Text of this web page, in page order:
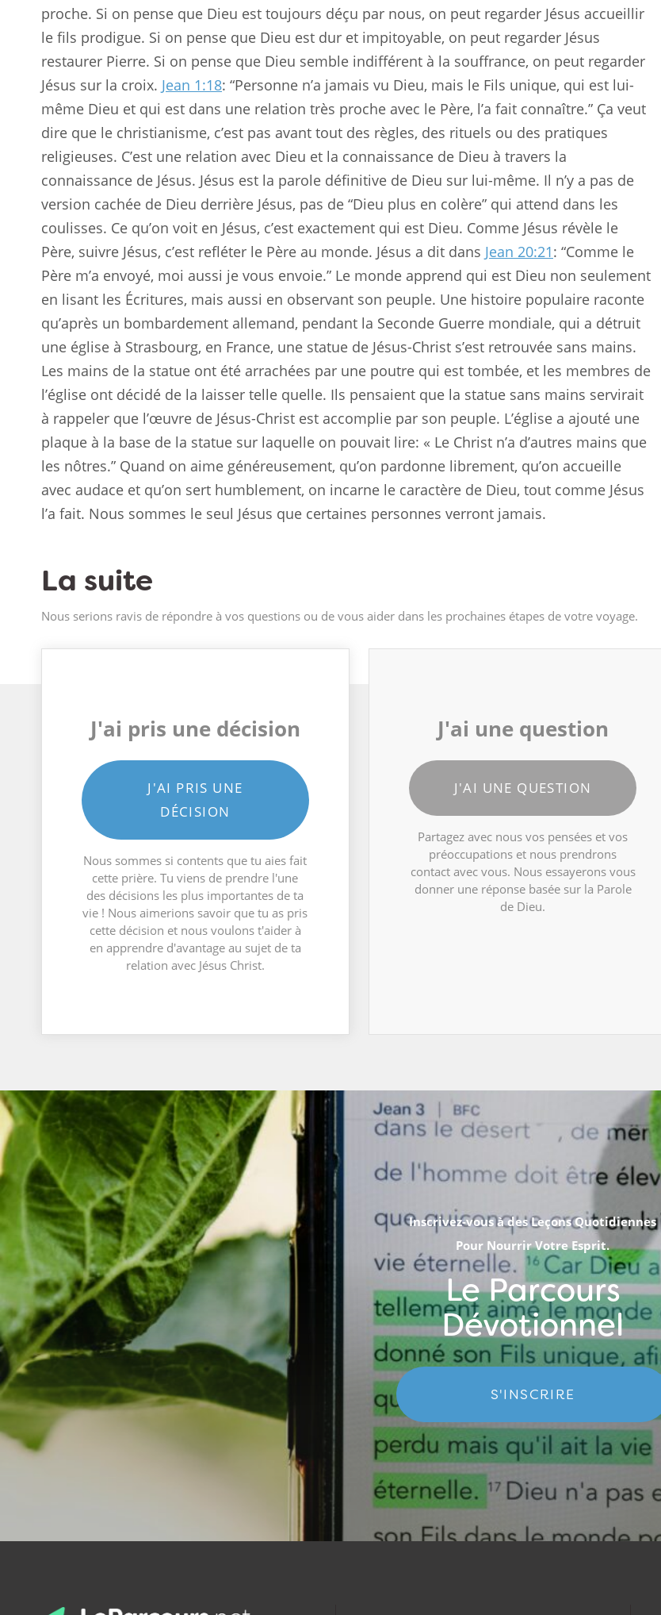
proche. Si on pense que Dieu est toujours déçu par nous, on peut regarder Jésus accueillir
le fils prodigue. Si on pense que Dieu est dur et impitoyable, on peut regarder Jésus
restaurer Pierre. Si on pense que Dieu semble indifférent à la souffrance, on peut regarder
Jésus sur la croix. Jean 1:18: “Personne n’a jamais vu Dieu, mais le Fils unique, qui est lui-
même Dieu et qui est dans une relation très proche avec le Père, l’a fait connaître.” Ça veut
dire que le christianisme, c’est pas avant tout des règles, des rituels ou des pratiques
religieuses. C’est une relation avec Dieu et la connaissance de Dieu à travers la
connaissance de Jésus. Jésus est la parole définitive de Dieu sur lui-même. Il n’y a pas de
version cachée de Dieu derrière Jésus, pas de “Dieu plus en colère” qui attend dans les
coulisses. Ce qu’on voit en Jésus, c’est exactement qui est Dieu. Comme Jésus révèle le
Père, suivre Jésus, c’est refléter le Père au monde. Jésus a dit dans Jean 20:21: “Comme le
Père m’a envoyé, moi aussi je vous envoie.” Le monde apprend qui est Dieu non seulement
en lisant les Écritures, mais aussi en observant son peuple. Une histoire populaire raconte
qu’après un bombardement allemand, pendant la Seconde Guerre mondiale, qui a détruit
une église à Strasbourg, en France, une statue de Jésus-Christ s’est retrouvée sans mains.
Les mains de la statue ont été arrachées par une poutre qui est tombée, et les membres de
l’église ont décidé de la laisser telle quelle. Ils pensaient que la statue sans mains servirait
à rappeler que l’œuvre de Jésus-Christ est accomplie par son peuple. L’église a ajouté une
plaque à la base de la statue sur laquelle on pouvait lire: « Le Christ n’a d’autres mains que
les nôtres.” Quand on aime généreusement, qu’on pardonne librement, qu’on accueille
avec audace et qu’on sert humblement, on incarne le caractère de Dieu, tout comme Jésus
l’a fait. Nous sommes le seul Jésus que certaines personnes verront jamais.
La suite
Nous serions ravis de répondre à vos questions ou de vous aider dans les prochaines étapes de votre voyage.
J'ai pris une décision
J'AI PRIS UNE
DÉCISION
Nous sommes si contents que tu aies fait
cette prière. Tu viens de prendre l'une
des décisions les plus importantes de ta
vie ! Nous aimerions savoir que tu as pris
cette décision et nous voulons t'aider à
en apprendre d'avantage au sujet de ta
relation avec Jésus Christ.
J'ai une question
J'AI UNE QUESTION
Partagez avec nous vos pensées et vos
préoccupations et nous prendrons
contact avec vous. Nous essayerons vous
donner une réponse basée sur la Parole
de Dieu.
Inscrivez-vous à des Leçons Quotidiennes
Pour Nourrir Votre Esprit.
Le Parcours
Dévotionnel
S'INSCRIRE